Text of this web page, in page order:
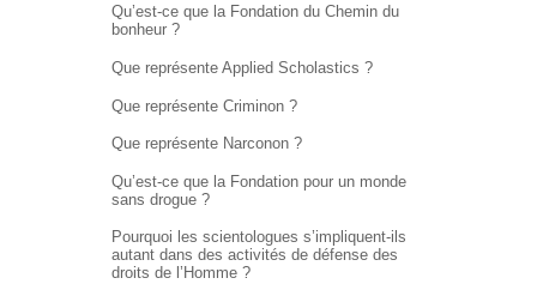
Qu’est-ce que la Fondation du Chemin du
bonheur ?
Que représente Applied Scholastics ?
Que représente Criminon ?
Que représente Narconon ?
Qu’est-ce que la Fondation pour un monde
sans drogue ?
Pourquoi les scientologues s’impliquent-ils
autant dans des activités de défense des
droits de l’Homme ?